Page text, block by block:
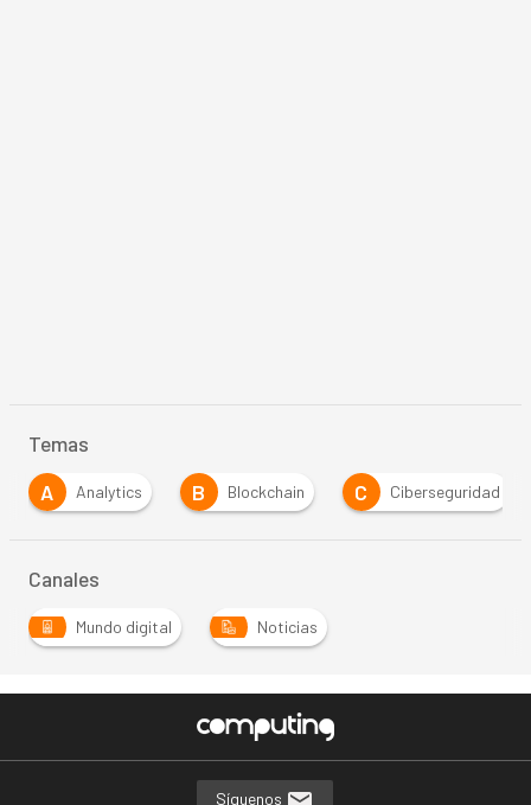
Temas
Analytics B Blockchain C Ciberseguridad
Canales
Mundo digital Noticias
Síguenos